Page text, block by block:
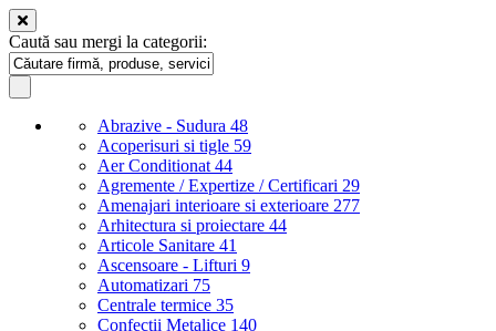
Caută sau mergi la categorii:
Abrazive - Sudura 48
Acoperisuri si tigle 59
Aer Conditionat 44
Agremente / Expertize / Certificari 29
Amenajari interioare si exterioare 277
Arhitectura si proiectare 44
Articole Sanitare 41
Ascensoare - Lifturi 9
Automatizari 75
Centrale termice 35
Confectii Metalice 140